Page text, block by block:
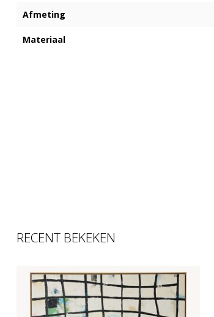
Afmeting
Materiaal
RECENT BEKEKEN